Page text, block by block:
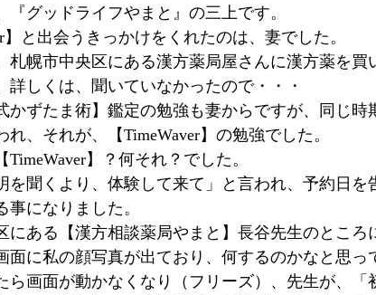
『グッドライフやまと』の三上です。
】と出会うきっかけをくれたのは、妻でした。
札幌市中央区にある漢方薬局屋さんに漢方薬を買
詳しくは、聞いていなかったので・・・
ずたま術】鑑定の勉強も妻からですが、同じ時
れ、それが、【TimeWaver】の勉強でした。
TimeWaver】？何それ？でした。
を聞くより、体験して来て」と言われ、予約日を
事になりました。
にある【漢方相談薬局やまと】長谷先生のところ
面に私の顔写真が出ており、何するのかなと思っ
ら画面が動かなくなり（フリーズ）、先生が、「